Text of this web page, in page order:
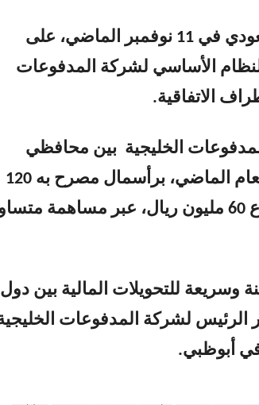
ووافق مجلس الشورى السعودي في 11 نوفمبر الماضي، على
الأساسي لشركة المدفوعات
الاتفاقية.
الخليجية بين محافظي
البنوك المركزية الخليجية، العام الماضي، برأسمال مصرح به 120
مليون ريال، ورأسمال مدفوع 60 مليون ريال، عبر مساهمة
وسريعة للتحويلات المالية بين دول
الرئيس لشركة المدفوعات
أبوظبي.